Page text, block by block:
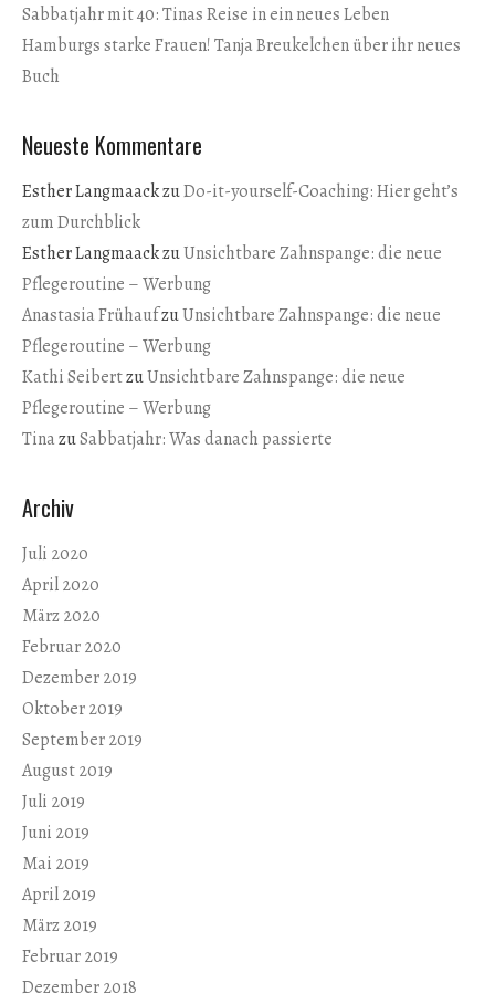
Sabbatjahr mit 40: Tinas Reise in ein neues Leben
Hamburgs starke Frauen! Tanja Breukelchen über ihr neues
Buch
Neueste Kommentare
Esther LangmaackzuDo-it-yourself-Coaching: Hier geht’s
zum Durchblick
Esther LangmaackzuUnsichtbare Zahnspange: die neue
Pflegeroutine – Werbung
Anastasia FrühaufzuUnsichtbare Zahnspange: die neue
Pflegeroutine – Werbung
Kathi SeibertzuUnsichtbare Zahnspange: die neue
Pflegeroutine – Werbung
TinazuSabbatjahr: Was danach passierte
Archiv
Juli 2020
April 2020
März 2020
Februar 2020
Dezember 2019
Oktober 2019
September 2019
August 2019
Juli 2019
Juni 2019
Mai 2019
April 2019
März 2019
Februar 2019
Dezember 2018